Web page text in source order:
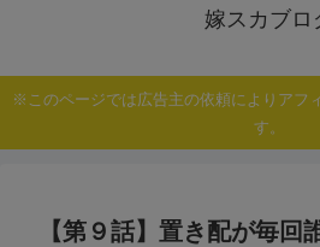
嫁スカブロ
※このページでは広告主の依頼によりアフ
す。
【第９話】置き配が毎回